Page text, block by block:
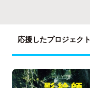
応援したプロジェクト